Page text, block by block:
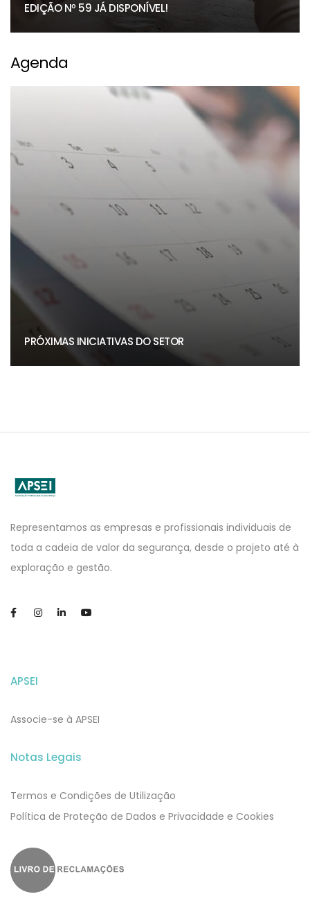
EDIÇÃO Nº 59 JÁ DISPONÍVEL!
Agenda
PRÓXIMAS INICIATIVAS DO SETOR
Representamos as empresas e profissionais individuais de
toda a cadeia de valor da segurança, desde o projeto até à
exploração e gestão.
APSEI
Associe-se à APSEI
Notas Legais
Termos e Condições de Utilização
​​Política de Proteção de Dados e Privacidade e Cookies